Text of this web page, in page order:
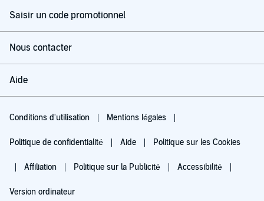
Saisir un code promotionnel
Nous contacter
Aide
Conditions d'utilisation Mentions légales
Politique de confidentialité Aide Politique sur les Cookies
Affiliation Politique sur la Publicité Accessibilité
Version ordinateur